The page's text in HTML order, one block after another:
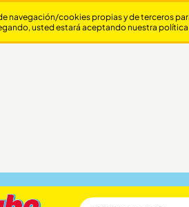
navegación/cookies propias y de terceros
usted estará aceptando nuestra